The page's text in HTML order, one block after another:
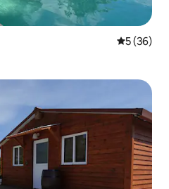
5 (36)